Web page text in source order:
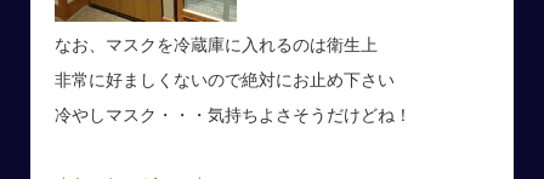
なお、マスクを冷蔵庫に入れるのは衛生上
非常に好ましくないので絶対にお止め下さい
冷やしマスク・・・気持ちよさそうだけどね！